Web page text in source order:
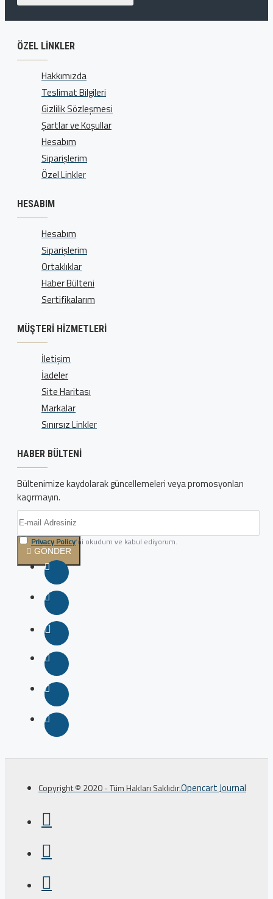
ÖZEL LINKLER
Hakkımızda
Teslimat Bilgileri
Gizlilik Sözleşmesi
Şartlar ve Koşullar
Hesabım
Siparişlerim
Özel Linkler
HESABIM
Hesabım
Siparişlerim
Ortaklıklar
Haber Bülteni
Sertifikalarım
MÜŞTERI HIZMETLERI
İletişim
İadeler
Site Haritası
Markalar
Sınırsız Linkler
HABER BÜLTENI
Bültenimize kaydolarak güncellemeleri veya promosyonları
kaçırmayın.
GÖNDER
Privacy Policy'ni okudum ve kabul ediyorum.
Copyright © 2020 - Tüm Hakları Saklıdır.Opencart Journal